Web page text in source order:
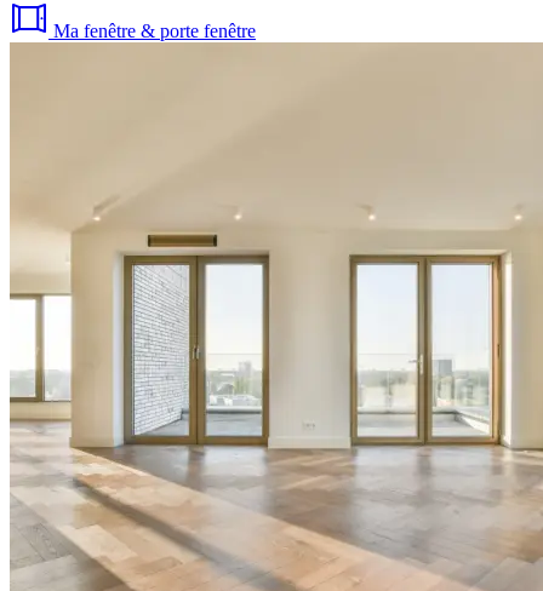
Ma fenêtre & porte fenêtre